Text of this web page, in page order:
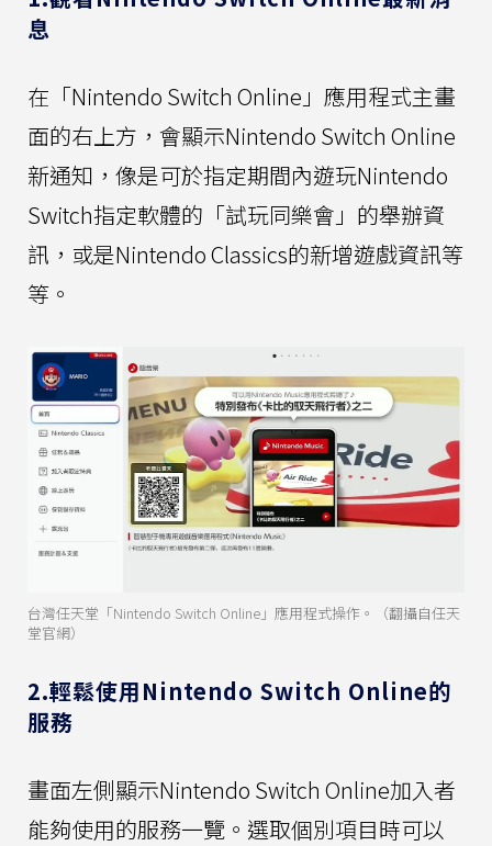
息
在「Nintendo Switch Online」應用程式主畫
面的右上方，會顯示Nintendo Switch Online
新通知，像是可於指定期間內遊玩Nintendo
Switch指定軟體的「試玩同樂會」的舉辦資
訊，或是Nintendo Classics的新增遊戲資訊等
等。
台灣任天堂「Nintendo Switch Online」應用程式操作。（翻攝自任天
堂官網）
2.輕鬆使用Nintendo Switch Online的
服務
畫面左側顯示Nintendo Switch Online加入者
能夠使用的服務一覽。選取個別項目時可以